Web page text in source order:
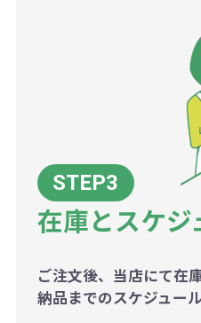
在庫とスケ
ご注文後、当店にて在
納品までのスケジュー